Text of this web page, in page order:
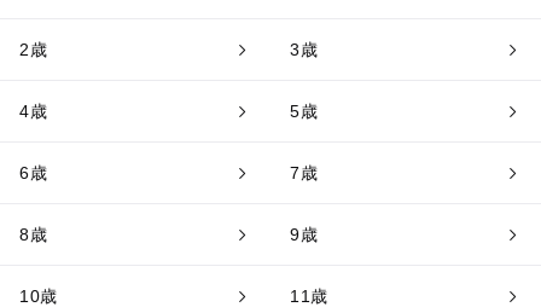
2歳 3歳
4歳 5歳
6歳 7歳
8歳 9歳
10歳 11歳